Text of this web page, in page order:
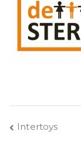
Bericht
Intertoys